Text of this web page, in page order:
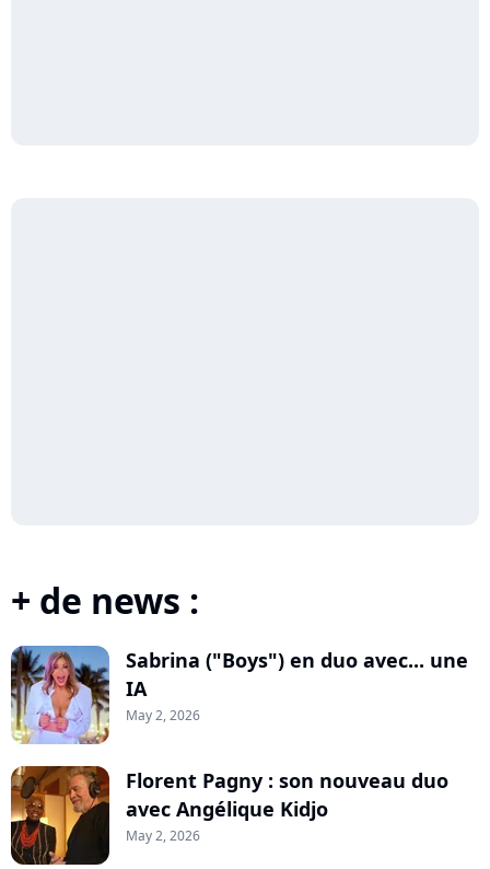
+ de news :
Sabrina ("Boys") en duo avec... une
IA
May 2, 2026
Florent Pagny : son nouveau duo
avec Angélique Kidjo
May 2, 2026